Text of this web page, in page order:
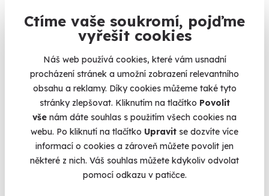
Ctíme vaše soukromí, pojďme
vyřešit cookies
Náš web používá cookies, které vám usnadní
procházení stránek a umožní zobrazení relevantního
obsahu a reklamy. Díky cookies můžeme také tyto
stránky zlepšovat. Kliknutím na tlačítko Povolit
vše nám dáte souhlas s použitím všech cookies na
webu. Po kliknutí na tlačítko Upravit se dozvíte více
informací o cookies a zároveň můžete povolit jen
některé z nich. Váš souhlas můžete kdykoliv odvolat
pomocí odkazu v patičce.
10.0
Jízda v Dodge Challenger
Zelenočerný americký muscle car k vašim službám
Olomouc (+ 6 dalších lokalit)
1 399 Kč
Volný termín už 09. 08. 2026